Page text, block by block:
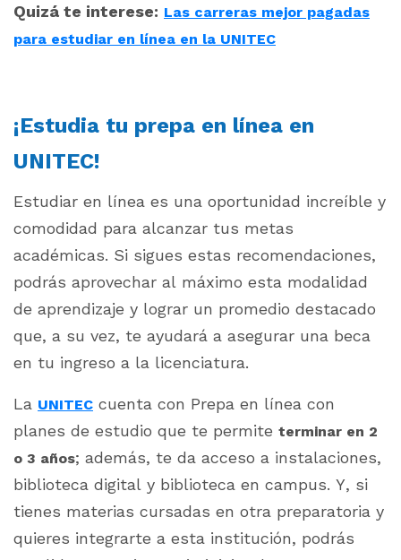
Quizá te interese: Las carreras mejor pagadas
para estudiar en línea en la UNITEC
¡Estudia tu prepa en línea en
UNITEC!
Estudiar en línea es una oportunidad increíble y
comodidad para alcanzar tus metas
académicas. Si sigues estas recomendaciones,
podrás aprovechar al máximo esta modalidad
de aprendizaje y lograr un promedio destacado
que, a su vez, te ayudará a asegurar una beca
en tu ingreso a la licenciatura.
La UNITEC cuenta con Prepa en línea con
planes de estudio que te permite terminar en 2
o 3 años; además, te da acceso a instalaciones,
biblioteca digital y biblioteca en campus. Y, si
tienes materias cursadas en otra preparatoria y
quieres integrarte a esta institución, podrás